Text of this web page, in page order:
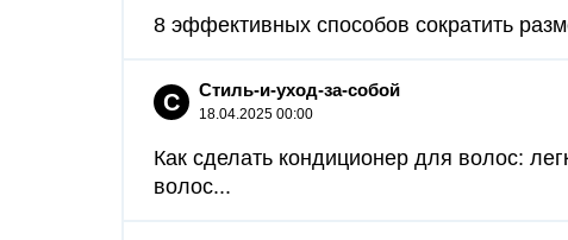
8 эффективных способов сократить
С Стиль-и-уход-за-собой
18.04.2025 00:00
Как сделать кондиционер для волос:
волос...